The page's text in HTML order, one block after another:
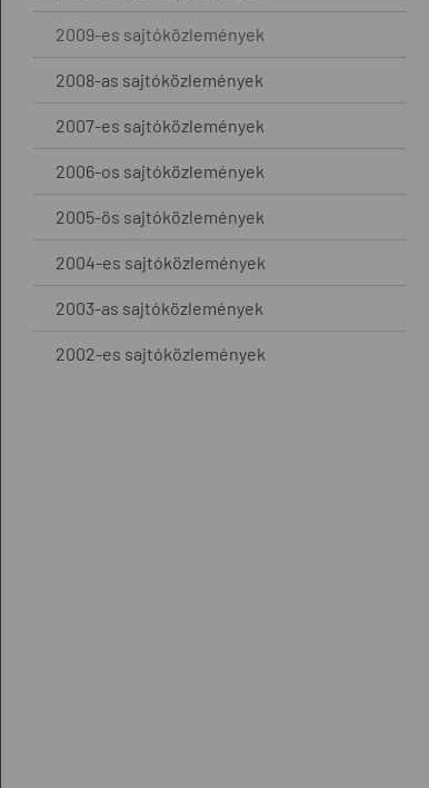
2009-es sajtóközlemények
2008-as sajtóközlemények
2007-es sajtóközlemények
2006-os sajtóközlemények
2005-ös sajtóközlemények
2004-es sajtóközlemények
2003-as sajtóközlemények
2002-es sajtóközlemények